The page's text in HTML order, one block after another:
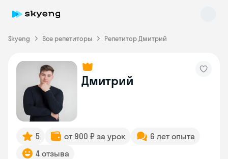
Skyeng Все репетиторы Репетитор Дмитрий
Дмитрий
5 от 900 ₽ за урок
6 лет опыта
4 отзыва
Skyeng Chat
online